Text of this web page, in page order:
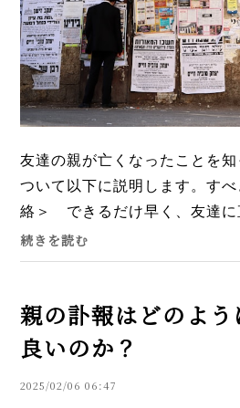
友達の親が亡くなったことを
ついて以下に説明します。す
絡＞ できるだけ早く、友達に
ージで連絡を取り、哀悼の意を
えば、「お知らせを聞...
続きを読む
親の訃報はどのよ
良いのか？
2025/02/06 06:47